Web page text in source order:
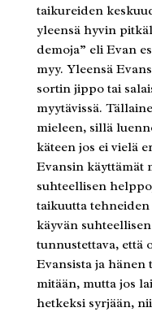
taikureiden
yleensä hyvin
demoja” eli Evan
myy. Yleensä
sortin jippo tai
myytävissä.
mieleen, sillä
käteen jos ei vielä
Evansin käyttämät
suhteellisen
taikuutta
käyvän
tunnustettava, että
Evansista ja hänen
mitään, mutta jos
hetkeksi syrjään,